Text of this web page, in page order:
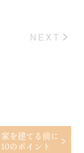
NEXT
を建てる前に
のポイント